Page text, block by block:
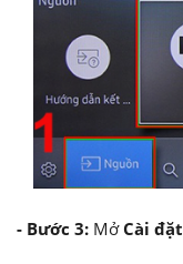
- Bước 3: MởCài đặt